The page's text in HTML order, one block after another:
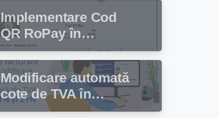
Implementare Cod
QR RoPay în
programul de
facturare Facturis
Modificare automată
cote de TVA în
programul de